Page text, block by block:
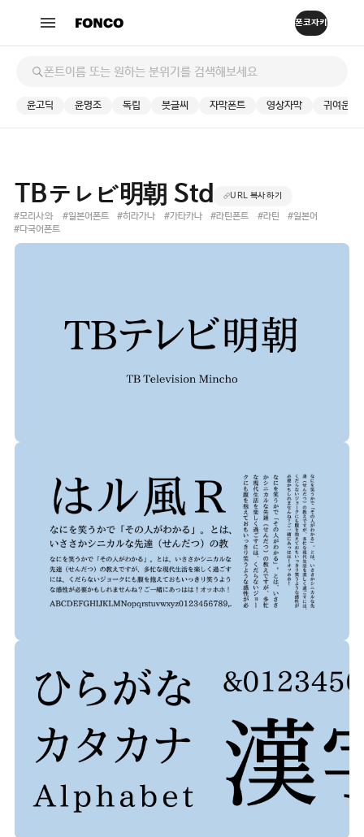
윤고딕 윤명조 독립 붓글씨 자막폰트 영상자막 귀여운
TBテレビ明朝 Std URL 복사하기
#모리사와 #일본어폰트 #히라가나 #가타카나 #라틴폰트 #라틴
#일본어
#다국어폰트